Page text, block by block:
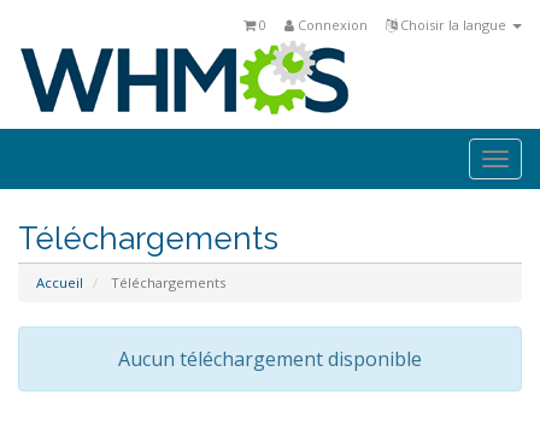
Choisir la langue
Connexion
0
Téléchargements
Accueil Téléchargements
Aucun téléchargement disponible